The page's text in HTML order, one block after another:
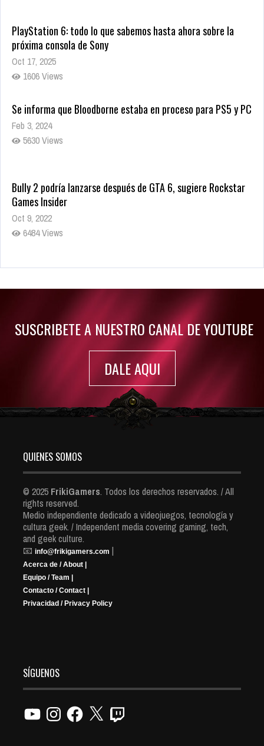
PlayStation 6: todo lo que sabemos hasta ahora sobre la
próxima consola de Sony
Oct 17, 2025
1606 Views
Se informa que Bloodborne estaba en proceso para PS5 y PC
Feb 3, 2024
5630 Views
Bully 2 podría lanzarse después de GTA 6, sugiere Rockstar
Games Insider
Oct 9, 2022
6484 Views
Rumor: Se filtran los primeros detalles de Resident Evil 9
SUSCRIBETE A NUESTRO CANAL DE YOUTUBE
DALE AQUI
QUIENES SOMOS
© 2025 FrikiGamers. Todos los derechos reservados. / All
rights reserved.
Medio independiente dedicado a videojuegos, tecnología y
cultura geek. / Independent media covering gaming, tech,
and geek culture.
📧 info@frikigamers.com |
Acerca de / About |
Equipo / Team |
Contacto / Contact |
Privacidad / Privacy Policy
SÍGUENOS
YouTubeInstagramFacebook
X Twitch